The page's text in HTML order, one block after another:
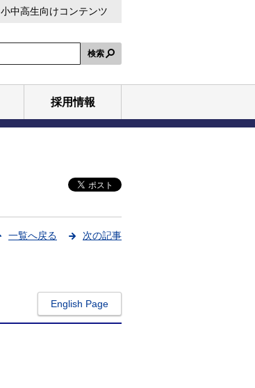
小中高生向けコンテンツ
検索
採用情報
一覧へ戻る 次の記事
English Page